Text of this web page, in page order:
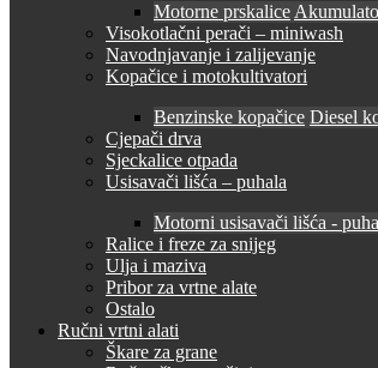
Motorne prskalice
Visokotlačni perači – miniwash
Navodnjavanje i zalijevanje
Kopačice i motokultivatori
Benzinske kopačice Diesel
Cjepači drva
Sjeckalice otpada
Usisavači lišća – puhala
Motorni usisavači lišća -
Ralice i freze za snijeg
Ulja i maziva
Pribor za vrtne alate
Ostalo
Ručni vrtni alati
Škare za grane